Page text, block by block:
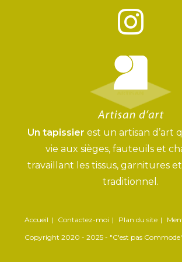
Un tapissier est un artisan d’art
vie aux sièges, fauteuils et
travaillant les tissus, garnitures
traditionnel.
Accueil Contactez-moi Plan du site
Copyright 2020 - 2025 - "C'est pas